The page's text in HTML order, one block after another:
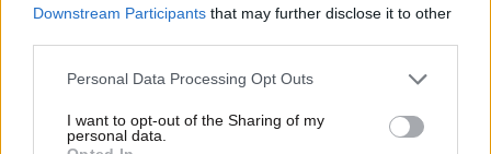
Downstream Participants that may further disclose it to other
Please note that this website/app uses one or more Google
not limited to your visit or usage behaviour. You may click to
grant or deny consent to Google and its third-party tags to
Personal Data Processing Opt Outs
I want to opt-out of the Sharing of my
personal data.